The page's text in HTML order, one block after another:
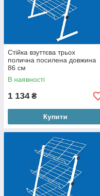
Стійка взуттєва трьох
полична посилена довжина
86 см
В наявності
1 134 ₴
Купити